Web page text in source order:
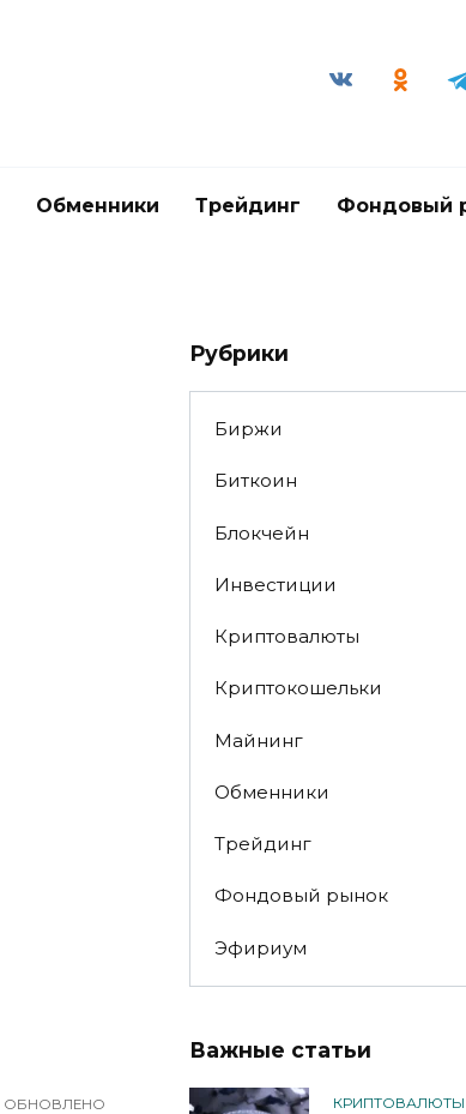
Обменники Трейдинг Фондовый
ОБНОВЛЕНО
Рубрики
Биржи
Биткоин
Блокчейн
Инвестиции
Криптовалюты
Криптокошельки
Майнинг
Обменники
Трейдинг
Фондовый рынок
Эфириум
Важные статьи
КРИПТОВАЛЮТЫ